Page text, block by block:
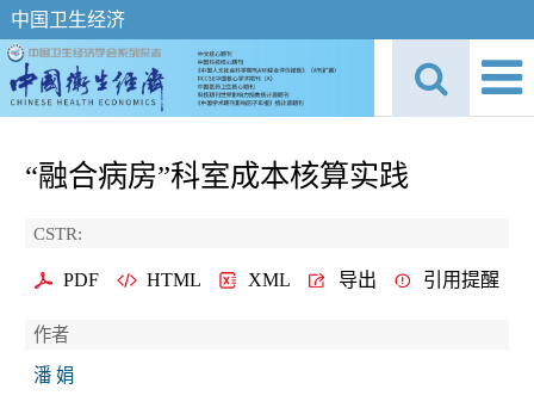
中国卫生经济
“融合病房”科室成本核算实践
CSTR:
PDF HTML XML 导出 引用提醒
作者
潘 娟